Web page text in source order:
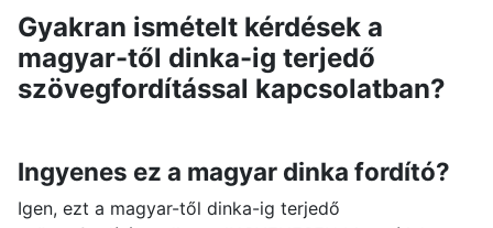
Gyakran ismételt kérdések a
magyar-től dinka-ig terjedő
szövegfordítással kapcsolatban?
Ingyenes ez a magyar dinka fordító?
Igen, ezt a magyar-től dinka-ig terjedő